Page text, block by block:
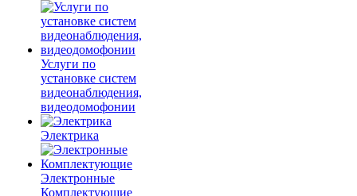
Услуги по
установке систем
видеонаблюдения,
видеодомофонии
Электрика
Электронные
Комплектующие